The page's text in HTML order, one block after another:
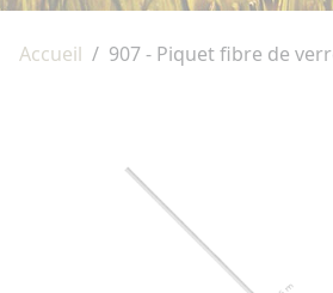
Accueil 907 - Piquet fibre de